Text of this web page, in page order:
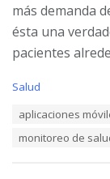
más demanda
ésta una
pacientes
C
Salud
aplicaciones
monitoreo de